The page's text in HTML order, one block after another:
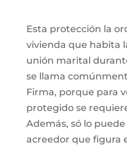
Esta protección la
vivienda que habita
unión marital
se llama
Firma, porque para
protegido se
Además, só lo
acreedor que figura